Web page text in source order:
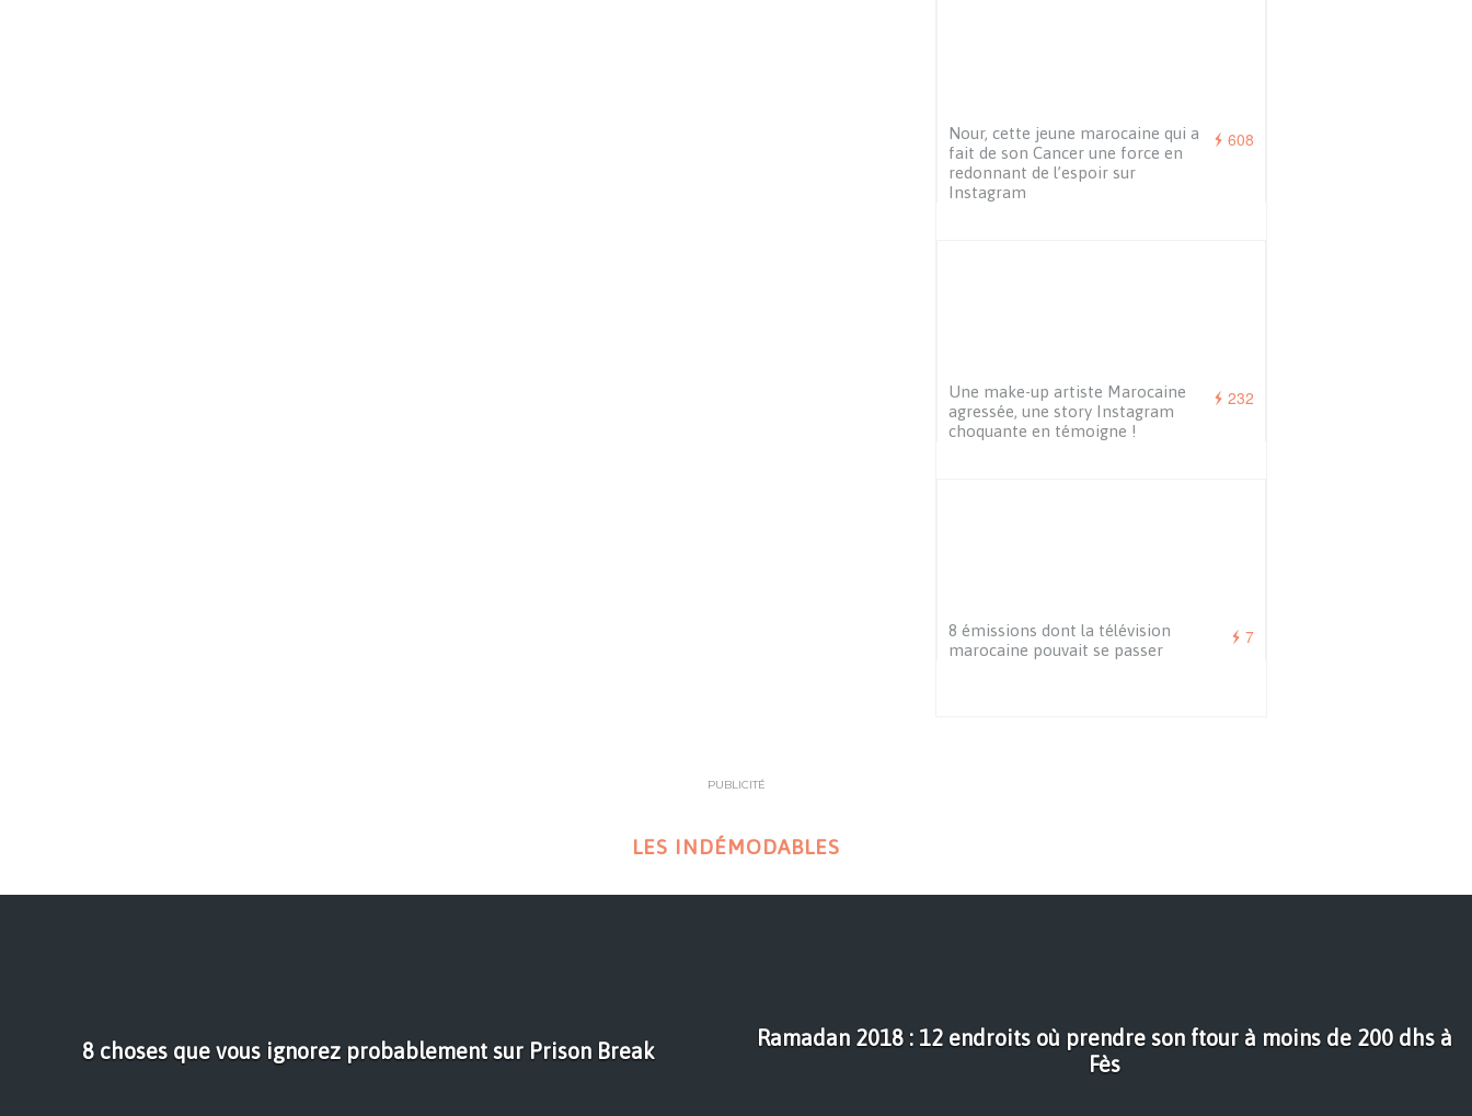
608
Nour, cette jeune marocaine qui a
fait de son Cancer une force en
redonnant de l’espoir sur
Instagram
232
Une make-up artiste Marocaine
agressée, une story Instagram
choquante en témoigne !
7
8 émissions dont la télévision
marocaine pouvait se passer
PUBLICITÉ
LES INDÉMODABLES
8 choses que vous ignorez probablement sur Prison Break
Ramadan 2018 : 12 endroits où prendre son ftour à moins de 200 dhs à
Fès